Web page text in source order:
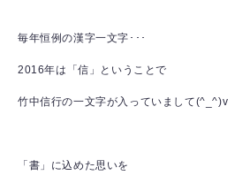
毎年恒例の漢字一文字･･･
2016年は「信」ということで
竹中信行の一文字が入っていまして(^_^)v
「書」に込めた思いを